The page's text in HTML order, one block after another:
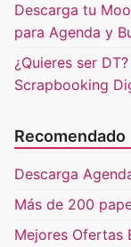
Descarga tu
para Agenda y
¿Quieres ser
Scrapbooking
Recomendado
Descarga
Más de 200
Mejores Ofertas